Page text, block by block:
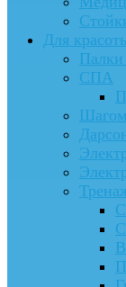
Для
Палки
СПА